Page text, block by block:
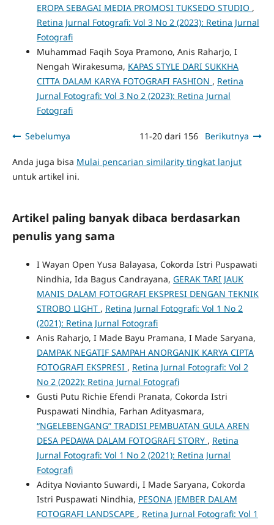
EROPA SEBAGAI MEDIA PROMOSI TUKSEDO STUDIO ,
Retina Jurnal Fotografi: Vol 3 No 2 (2023): Retina Jurnal
Fotografi
Muhammad Faqih Soya Pramono, Anis Raharjo, I
Nengah Wirakesuma, KAPAS STYLE DARI SUKKHA
CITTA DALAM KARYA FOTOGRAFI FASHION , Retina
Jurnal Fotografi: Vol 3 No 2 (2023): Retina Jurnal
Fotografi
Sebelumya 11-20 dari 156 Berikutnya
Anda juga bisa Mulai pencarian similarity tingkat lanjut
untuk artikel ini.
Artikel paling banyak dibaca berdasarkan
penulis yang sama
I Wayan Open Yusa Balayasa, Cokorda Istri Puspawati
Nindhia, Ida Bagus Candrayana, GERAK TARI JAUK
MANIS DALAM FOTOGRAFI EKSPRESI DENGAN TEKNIK
STROBO LIGHT , Retina Jurnal Fotografi: Vol 1 No 2
(2021): Retina Jurnal Fotografi
Anis Raharjo, I Made Bayu Pramana, I Made Saryana,
DAMPAK NEGATIF SAMPAH ANORGANIK KARYA CIPTA
FOTOGRAFI EKSPRESI , Retina Jurnal Fotografi: Vol 2
No 2 (2022): Retina Jurnal Fotografi
Gusti Putu Richie Efendi Pranata, Cokorda Istri
Puspawati Nindhia, Farhan Adityasmara,
“NGELEBENGANG” TRADISI PEMBUATAN GULA AREN
DESA PEDAWA DALAM FOTOGRAFI STORY , Retina
Jurnal Fotografi: Vol 1 No 2 (2021): Retina Jurnal
Fotografi
Aditya Novianto Suwardi, I Made Saryana, Cokorda
Istri Puspawati Nindhia, PESONA JEMBER DALAM
FOTOGRAFI LANDSCAPE , Retina Jurnal Fotografi: Vol 1